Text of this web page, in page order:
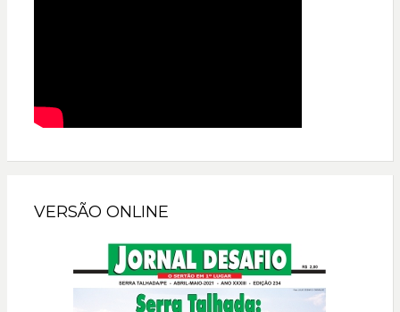
VERSÃO ONLINE